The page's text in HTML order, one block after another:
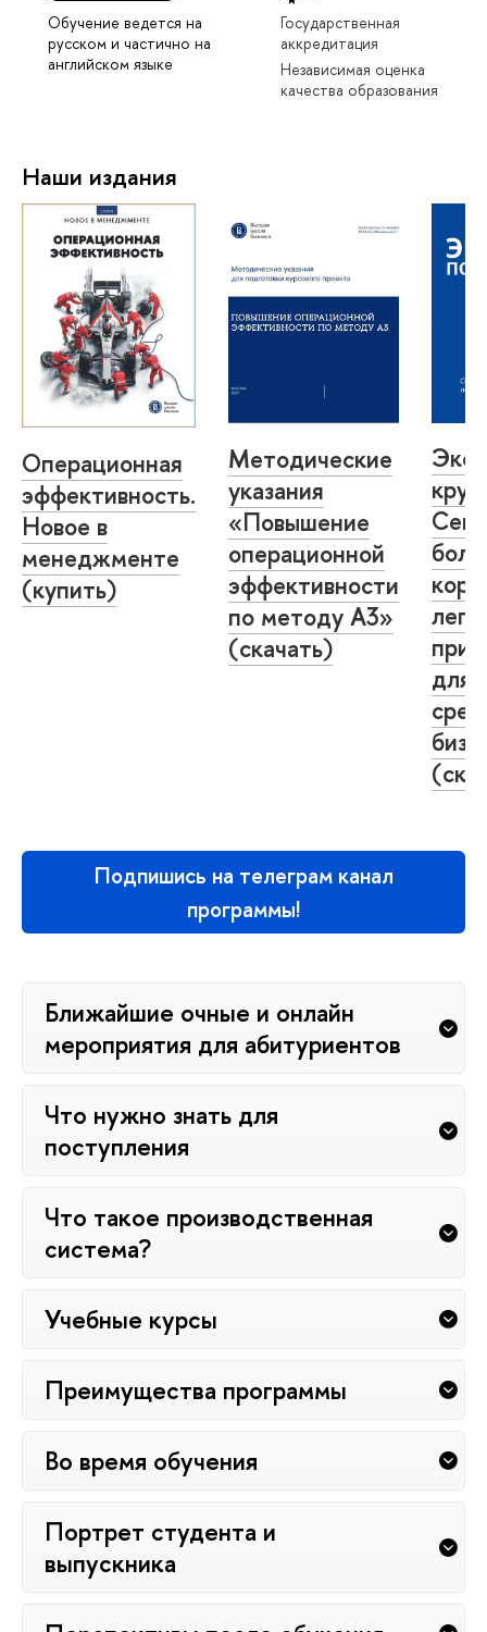
Обучение ведется на
русском и частично на
английском языке
Государственная
аккредитация
Независимая оценка
качества образования
Наши издания
Операционная
эффективность.
Новое в
менеджменте
(купить)
Методические
указания
«Повышение
операционной
эффективности
по методу А3»
(скачать)
для
Подпишись на телеграм канал
программы!
Ближайшие очные и онлайн
мероприятия для абитуриентов
Что нужно знать для
поступления
Что такое производственная
система?
Учебные курсы
Преимущества программы
Во время обучения
Портрет студента и
выпускника